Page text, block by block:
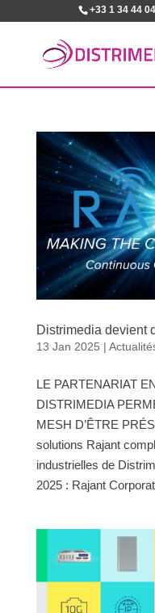
+33 1 34 44
Distrimedia devient
13 Jan 2025 |
LE PARTENARIAT
DISTRIMEDIA
MESH D’ÊTRE
solutions Rajant
industrielles de
2025 : Rajant